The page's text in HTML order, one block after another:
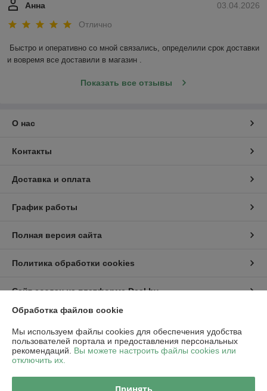
03.04.2026
Анна
Отлично
Быстро и оперативно со мной связались, определили срок доставки
и вовремя все доставили в магазин .
Показать все отзывы
О нас
Контакты
Доставка и оплата
График работы
Полная версия сайта
Политика обработки cookies
Сайт создан на платформе Deal.by
Информация для покупателя
Юридическое лицо: ООО "Пампбай"
220018, г. Минск, ул. Максима Горецкого, д. 14, пом. 503, каб. 1-8
Обработка файлов cookie
Мы используем файлы cookies для обеспечения удобства
пользователей портала и предоставления персональных
рекомендаций. Вы можете настроить файлы cookies или
отключить их.
Принять